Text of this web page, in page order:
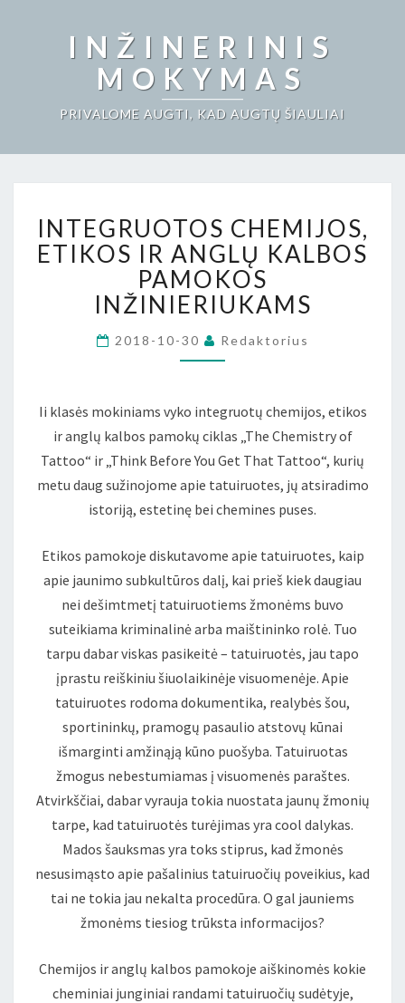
INŽINERINIS
MOKYMAS
PRIVALOME AUGTI, KAD AUGTŲ ŠIAULIAI
CHEMIJOS,
ETIKOS
IR
ANGLŲ
KALBOS
INŽINIERIUKAMS
INTEGRUOTOS CHEMIJOS,
ETIKOS IR ANGLŲ KALBOS
PAMOKOS
INŽINIERIUKAMS
2018-10-30 Redaktorius
Ii klasės mokiniams vyko integruotų chemijos, etikos
ir anglų kalbos pamokų ciklas „The Chemistry of
Tattoo“ ir „Think Before You Get That Tattoo“, kurių
metu daug sužinojome apie tatuiruotes, jų atsiradimo
istoriją, estetinę bei chemines puses.
Etikos pamokoje diskutavome apie tatuiruotes, kaip
apie jaunimo subkultūros dalį, kai prieš kiek daugiau
nei dešimtmetį tatuiruotiems žmonėms buvo
suteikiama kriminalinė arba maištininko rolė. Tuo
tarpu dabar viskas pasikeitė – tatuiruotės, jau tapo
įprastu reiškiniu šiuolaikinėje visuomenėje. Apie
tatuiruotes rodoma dokumentika, realybės šou,
sportininkų, pramogų pasaulio atstovų kūnai
išmarginti amžinąją kūno puošyba. Tatuiruotas
žmogus nebestumiamas į visuomenės paraštes.
Atvirkščiai, dabar vyrauja tokia nuostata jaunų žmonių
tarpe, kad tatuiruotės turėjimas yra cool dalykas.
Mados šauksmas yra toks stiprus, kad žmonės
nesusimąsto apie pašalinius tatuiruočių poveikius, kad
tai ne tokia jau nekalta procedūra. O gal jauniems
žmonėms tiesiog trūksta informacijos?
Chemijos ir anglų kalbos pamokoje aiškinomės kokie
cheminiai junginiai randami tatuiruočių sudėtyje,